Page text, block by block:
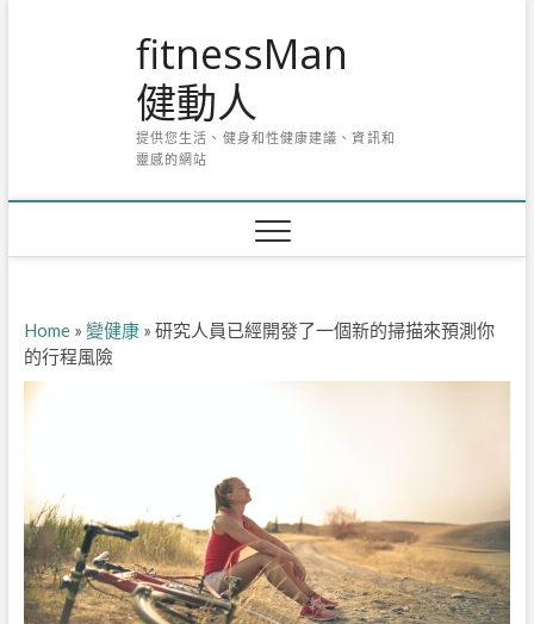
fitnessMan
健動人
提供您生活、健身和性健康建議、資訊和
靈感的網站
Home» 變健康» 研究人員已經開發了一個新的掃描來預測你
的行程風險